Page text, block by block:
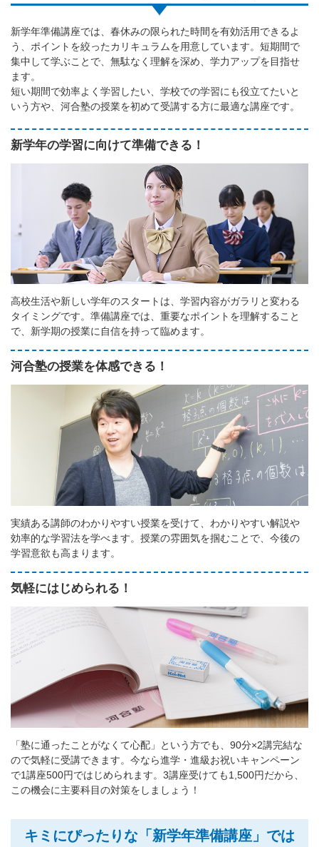
新学年準備講座では、春休みの限られた時間を有効活用できるよ
う、ポイントを絞ったカリキュラムを用意しています。短期間で
集中して学ぶことで、無駄なく理解を深め、学力アップを目指せ
ます。
短い期間で効率よく学習したい、学校での学習にも役立てたいと
いう方や、河合塾の授業を初めて受講する方に最適な講座です。
新学年の学習に向けて準備できる！
高校生活や新しい学年のスタートは、学習内容がガラリと変わる
タイミングです。準備講座では、重要なポイントを理解すること
で、新学期の授業に自信を持って臨めます。
河合塾の授業を体感できる！
実績ある講師のわかりやすい授業を受けて、わかりやすい解説や
効率的な学習法を学べます。授業の雰囲気を掴むことで、今後の
学習意欲も高まります。
気軽にはじめられる！
「塾に通ったことがなくて心配」という方でも、90分×2講完結な
ので気軽に受講できます。今なら進学・進級お祝いキャンペーン
で1講座500円ではじめられます。3講座受けても1,500円だから、
この機会に主要科目の対策をしましょう！
キミにぴったりな「新学年準備講座」では